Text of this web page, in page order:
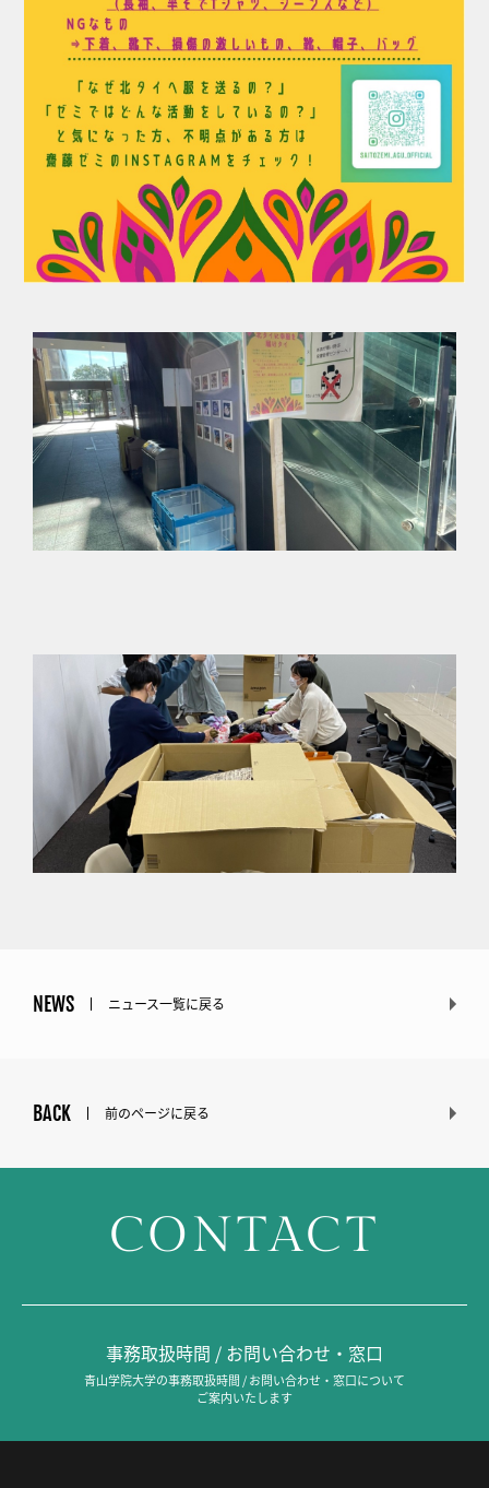
NEWS ニュース一覧に戻る
BACK 前のページに戻る
CONTACT
事務取扱時間 / お問い合わせ・窓口
青山学院大学の事務取扱時間 / お問い合わせ・窓口について
ご案内いたします